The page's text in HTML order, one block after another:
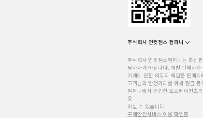
주식회사 언컷젬스 컴퍼니
주식회사 언컷젬스컴퍼니는 통신
당사자가 아닙니다. 개별 판매자가
거래에 관한 의무와 책임은 판매자
고객님의 안전거래를 위해 현금 등
컴퍼니에서 가입한 토스페이먼츠
용
하실 수 있습니다.
구매안전서비스 이용 확인증